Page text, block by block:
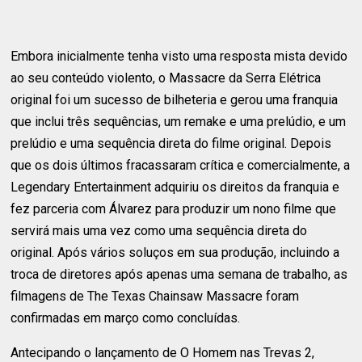
Embora inicialmente tenha visto uma resposta mista devido
ao seu conteúdo violento, o Massacre da Serra Elétrica
original foi um sucesso de bilheteria e gerou uma franquia
que inclui três sequências, um remake e uma prelúdio, e um
prelúdio e uma sequência direta do filme original. Depois
que os dois últimos fracassaram crítica e comercialmente, a
Legendary Entertainment adquiriu os direitos da franquia e
fez parceria com Álvarez para produzir um nono filme que
servirá mais uma vez como uma sequência direta do
original. Após vários soluços em sua produção, incluindo a
troca de diretores após apenas uma semana de trabalho, as
filmagens de The Texas Chainsaw Massacre foram
confirmadas em março como concluídas.
Antecipando o lançamento de O Homem nas Trevas 2,